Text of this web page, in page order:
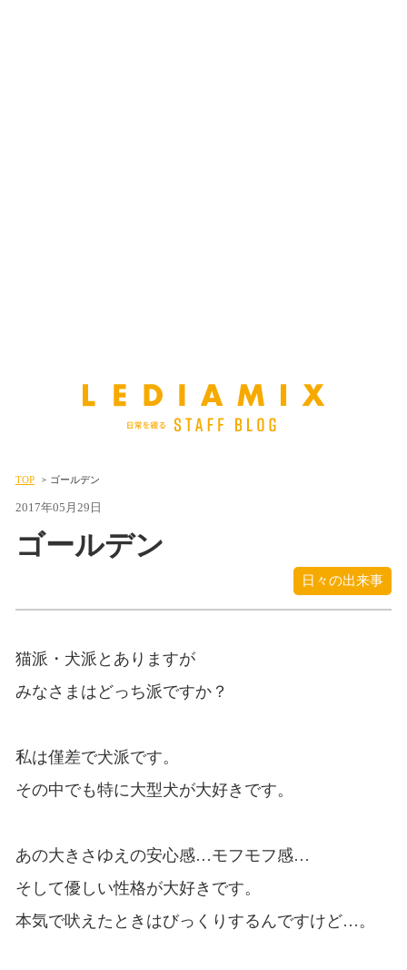
TOP ゴールデン
2017年05月29日
ゴールデン
日々の出来事
猫派・犬派とありますが
みなさまはどっち派ですか？
私は僅差で犬派です。
その中でも特に大型犬が大好きです。
あの大きさゆえの安心感…モフモフ感…
そして優しい性格が大好きです。
本気で吠えたときはびっくりするんですけど…。